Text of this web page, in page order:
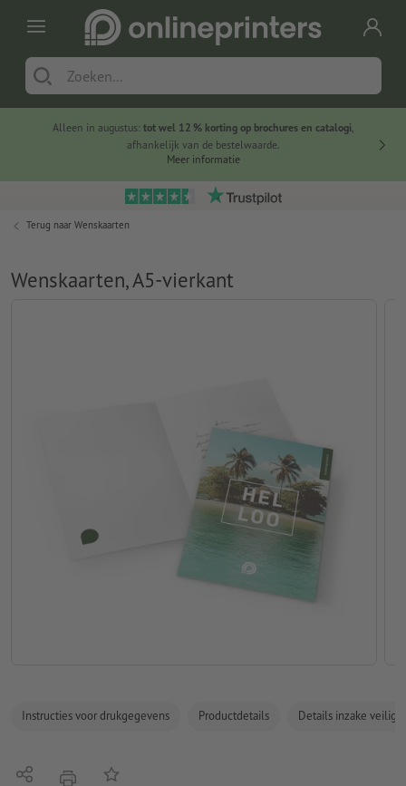
Alleen in augustus: tot wel 12 % korting op brochures en catalogi,
afhankelijk van de bestelwaarde.
Meer informatie
Terug naar Wenskaarten
Wenskaarten, A5-vierkant
Instructies voor drukgegevens Productdetails Details inzake
Delen afdrukkenOp de lijst